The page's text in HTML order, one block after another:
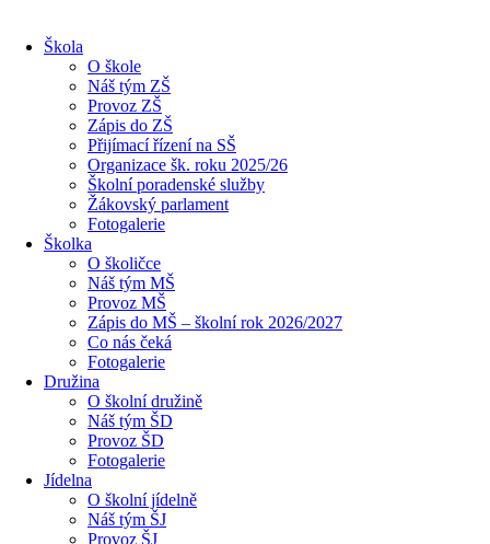
Škola
O škole
Náš tým ZŠ
Provoz ZŠ
Zápis do ZŠ
Přijímací řízení na SŠ
Organizace šk. roku 2025/26
Školní poradenské služby
Žákovský parlament
Fotogalerie
Školka
O školičce
Náš tým MŠ
Provoz MŠ
Zápis do MŠ – školní rok 2026/2027
Co nás čeká
Fotogalerie
Družina
O školní družině
Náš tým ŠD
Provoz ŠD
Fotogalerie
Jídelna
O školní jídelně
Náš tým ŠJ
Provoz ŠJ